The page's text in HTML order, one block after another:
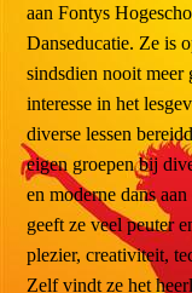
aan Fontys
Danseducatie. Ze is
sindsdien nooit
interesse in het
diverse lessen
eigen groepen bij
en moderne dans
geeft ze veel peuter
plezier, creativiteit,
Zelf vindt ze het